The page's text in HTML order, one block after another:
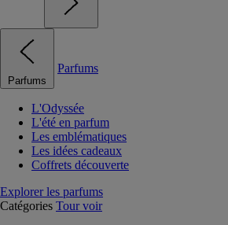
Parfums
Parfums
L'Odyssée
L'été en parfum
Les emblématiques
Les idées cadeaux
Coffrets découverte
Explorer les parfums
Catégories Tour voir